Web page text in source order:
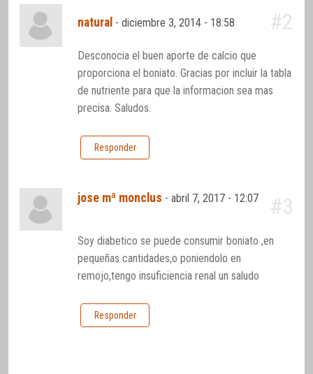
natural -diciembre 3, 2014 - 18:58 #2
Desconocia el buen aporte de calcio que
proporciona el boniato. Gracias por incluir la tabla
de nutriente para que la informacion sea mas
precisa. Saludos.
Responder
jose mª monclus -abril 7, 2017 - 12:07 #3
Soy diabetico se puede consumir boniato ,en
pequeñas cantidades,o poniendolo en
remojo,tengo insuficiencia renal un saludo
Responder